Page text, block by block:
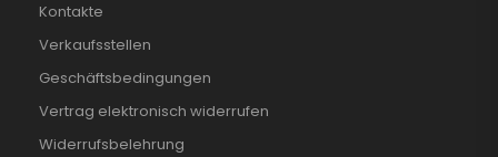
Kontakte
Verkaufsstellen
Geschäftsbedingungen
Vertrag elektronisch widerrufen
Widerrufsbelehrung